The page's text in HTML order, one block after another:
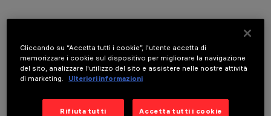
COMPONENTI OPZIONALI
Cliccando su “Accetta tutti i cookie”, l'utente accetta di
memorizzare i cookie sul dispositivo per migliorare la navigazione
del sito, analizzare l'utilizzo del sito e assistere nelle nostre attività
di marketing.
Ulteriori informazioni
Rifiuta tutti Accetta tutti i cookie